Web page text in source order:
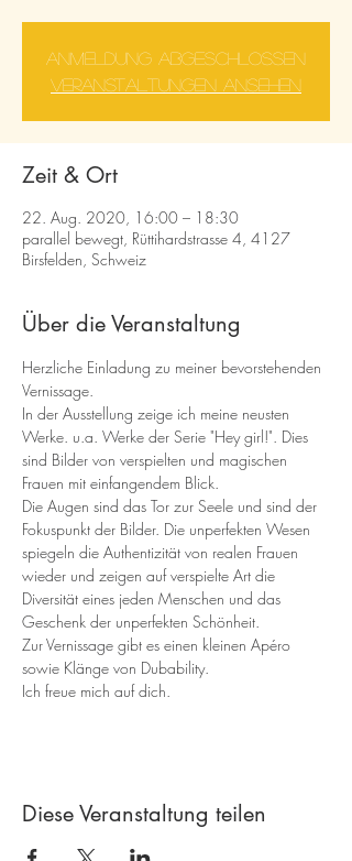
Anmeldung abgeschlossen
Veranstaltungen ansehen
Zeit & Ort
22. Aug. 2020, 16:00 – 18:30
parallel bewegt, Rüttihardstrasse 4, 4127
Birsfelden, Schweiz
Über die Veranstaltung
Herzliche Einladung zu meiner bevorstehenden
Vernissage.
In der Ausstellung zeige ich meine neusten
Werke. u.a. Werke der Serie "Hey girl!". Dies
sind Bilder von verspielten und magischen
Frauen mit einfangendem Blick.
Die Augen sind das Tor zur Seele und sind der
Fokuspunkt der Bilder. Die unperfekten Wesen
spiegeln die Authentizität von realen Frauen
wieder und zeigen auf verspielte Art die
Diversität eines jeden Menschen und das
Geschenk der unperfekten Schönheit.
Zur Vernissage gibt es einen kleinen Apéro
sowie Klänge von Dubability.
Ich freue mich auf dich.
Diese Veranstaltung teilen